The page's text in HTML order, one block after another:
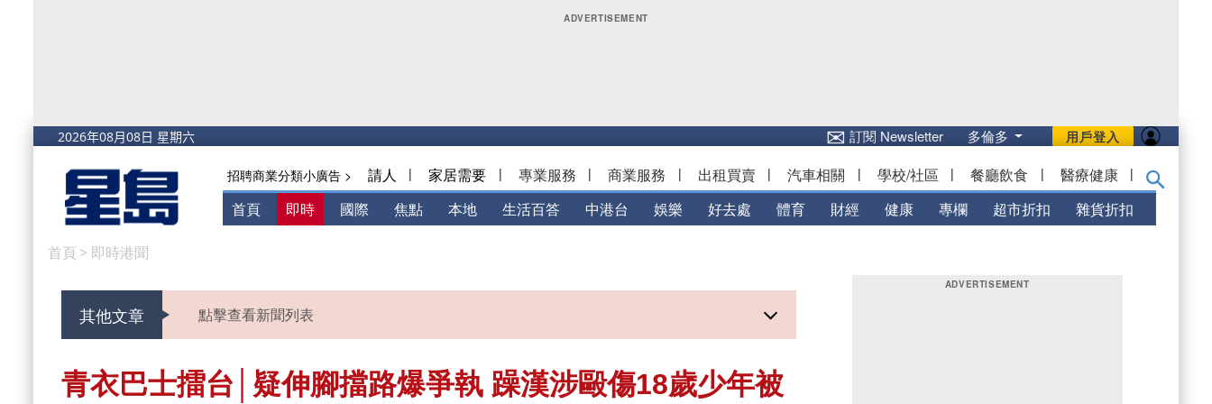
用戶登入
✉訂閱 Newsletter 多倫多
招聘商業分類小廣告 > 請人 | 家居需要 | 專業服務 | 商業服務 | 出租買賣 | 汽車相關 | 學校/社區 | 餐廳飲食 | 醫療健康 |
首頁 即時 國際 焦點 本地 生活百答 中港台 娛樂 好去處 體育 財經 健康 專欄 超市折扣 雜貨折扣
首頁 > 即時港聞
其他文章 點擊查看新聞列表
青衣巴士擂台│疑伸腳擋路爆爭執 躁漢涉毆傷18歲少年被